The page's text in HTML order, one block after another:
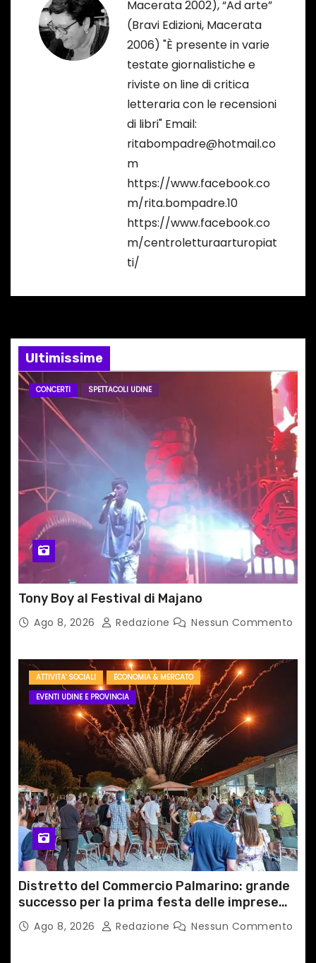
Macerata 2002), “Ad arte”
(Bravi Edizioni, Macerata
2006) "È presente in varie
testate giornalistiche e
riviste on line di critica
letteraria con le recensioni
di libri" Email:
ritabompadre@hotmail.co
m
https://www.facebook.co
m/rita.bompadre.10
https://www.facebook.co
m/centroletturaarturopiat
ti/
Ultimissime
CONCERTI SPETTACOLI UDINE
Tony Boy al Festival di Majano
Ago 8, 2026 Redazione Nessun Commento
ATTIVITA' SOCIALI
ECONOMIA & MERCATO
EVENTI UDINE E PROVINCIA
Distretto del Commercio Palmarino: grande
successo per la prima festa delle imprese
del territorio
Ago 8, 2026 Redazione Nessun Commento